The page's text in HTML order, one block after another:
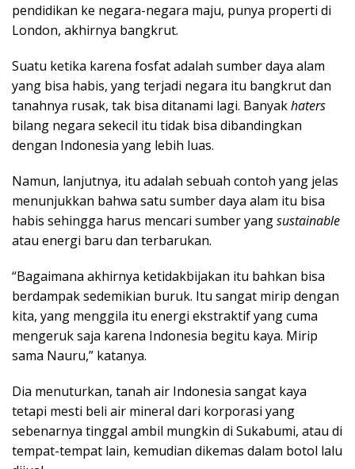
pendidikan ke negara-negara maju, punya properti di
London, akhirnya bangkrut.
Suatu ketika karena fosfat adalah sumber daya alam
yang bisa habis, yang terjadi negara itu bangkrut dan
tanahnya rusak, tak bisa ditanami lagi. Banyakhaters
bilang negara sekecil itu tidak bisa dibandingkan
dengan Indonesia yang lebih luas.
Namun, lanjutnya, itu adalah sebuah contoh yang jelas
menunjukkan bahwa satu sumber daya alam itu bisa
habis sehingga harus mencari sumber yangsustainable
atau energi baru dan terbarukan.
“Bagaimana akhirnya ketidakbijakan itu bahkan bisa
berdampak sedemikian buruk. Itu sangat mirip dengan
kita, yang menggila itu energi ekstraktif yang cuma
mengeruk saja karena Indonesia begitu kaya. Mirip
sama Nauru,” katanya.
Dia menuturkan, tanah air Indonesia sangat kaya
tetapi mesti beli air mineral dari korporasi yang
sebenarnya tinggal ambil mungkin di Sukabumi, atau di
tempat-tempat lain, kemudian dikemas dalam botol lalu